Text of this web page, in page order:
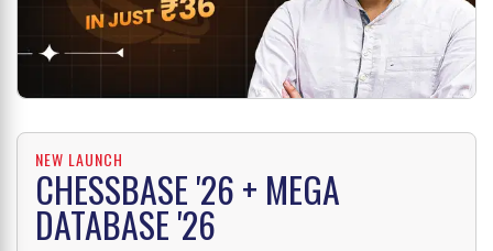
NEW LAUNCH
CHESSBASE '26 + MEGA
DATABASE '26